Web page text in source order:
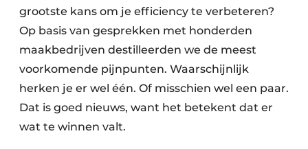
grootste kans om je efficiency te verbeteren?
Op basis van gesprekken met honderden
maakbedrijven destilleerden we de meest
voorkomende pijnpunten. Waarschijnlijk
herken je er wel één. Of misschien wel een paar.
Dat is goed nieuws, want het betekent dat er
wat te winnen valt.